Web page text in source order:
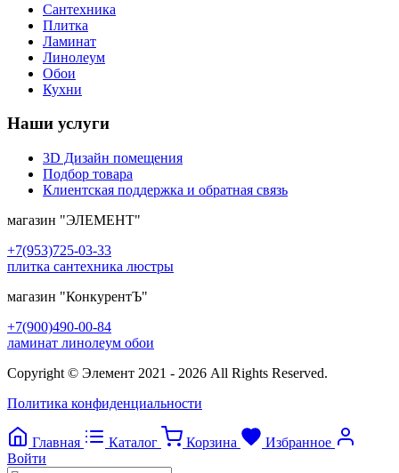
Сантехника
Плитка
Ламинат
Линолеум
Обои
Кухни
Наши услуги
3D Дизайн помещения
Подбор товара
Клиентская поддержка и обратная связь
магазин "ЭЛЕМЕНТ"
+7(953)725-03-33
плитка сантехника люстры
магазин "КонкурентЪ"
+7(900)490-00-84
ламинат линолеум обои
Copyright © Элемент 2021 - 2026 All Rights Reserved.
Политика конфиденциальности
Главная Каталог Корзина
Избранное
Войти